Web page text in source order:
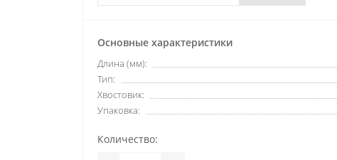
Основные характеристики
Длина (мм):
Тип:
Хвостовик:
Упаковка:
Количество: